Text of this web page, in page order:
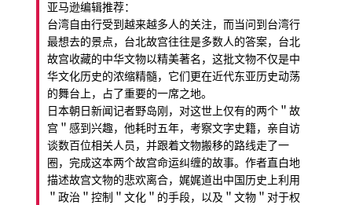
亚马逊编辑推荐：
台湾自由行受到越来越多人的关注，而当问到台湾行
最想去的景点，台北故宫往往是多数人的答案，台北
故宫收藏的中华文物以精美著名，这批文物不仅是中
华文化历史的浓缩精髓，它们更在近代东亚历史动荡
的舞台上，占了重要的一席之地。
日本朝日新闻记者野岛刚，对这世上仅有的两个＂故
宫＂感到兴趣，他耗时五年，考察文字史籍，亲自访
谈数百位相关人员，并跟着文物搬移的路线走了一
圈，完成这本两个故宫命运纠缠的故事。作者直白地
描述故宫文物的悲欢离合，娓娓道出中国历史上利用
＂政治＂控制＂文化＂的手段，以及＂文物＂对于权